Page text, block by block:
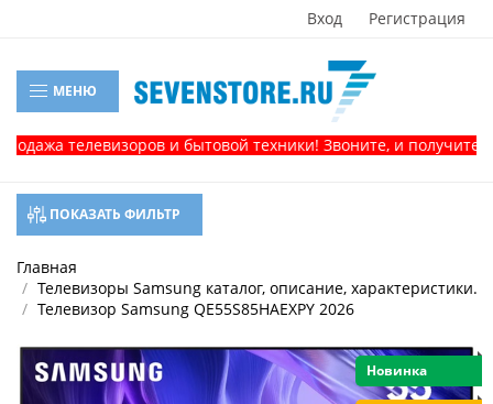
Вход Регистрация
МЕНЮ
и бытовой техники! Звоните, и получите консультацию!
ПОКАЗАТЬ ФИЛЬТР
Главная
Телевизоры Samsung каталог, описание, характеристики.
Телевизор Samsung QE55S85HAEXPY 2026
Новинка